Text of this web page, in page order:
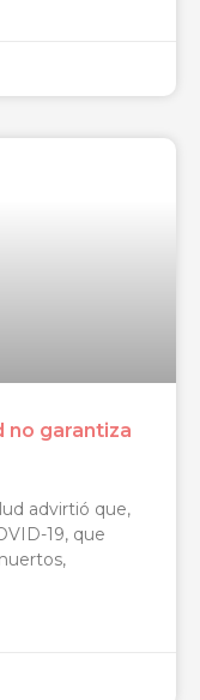
no garantiza
advirtió que,
19, que